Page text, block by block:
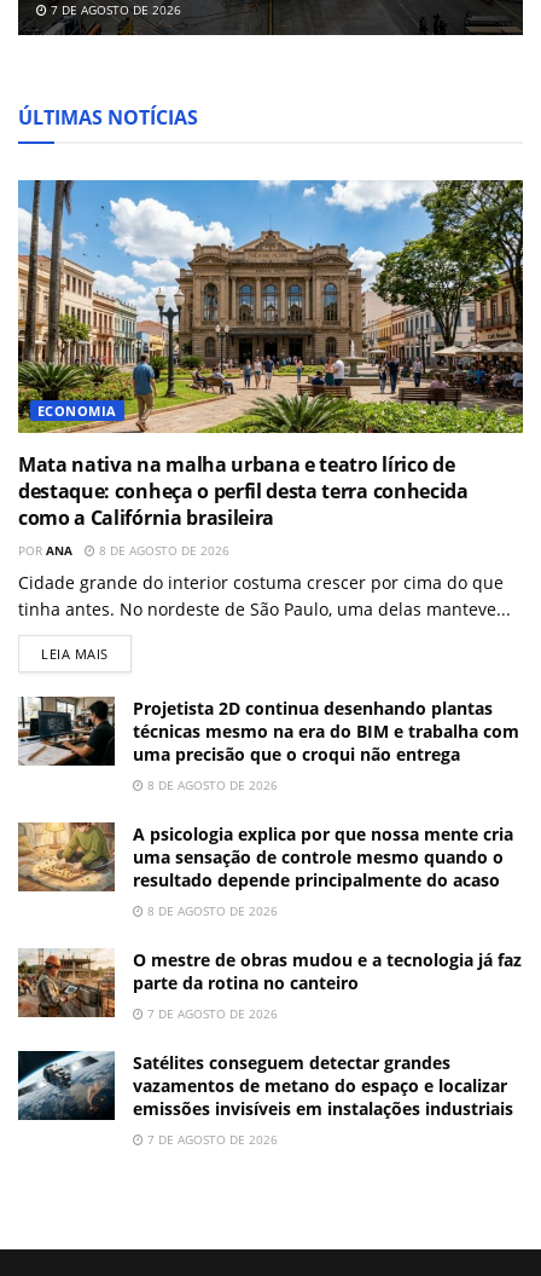
7 DE AGOSTO DE 2026
ÚLTIMAS NOTÍCIAS
ECONOMIA
Mata nativa na malha urbana e teatro lírico de
destaque: conheça o perfil desta terra conhecida
como a Califórnia brasileira
POR ANA 8 DE AGOSTO DE 2026
Cidade grande do interior costuma crescer por cima do que
tinha antes. No nordeste de São Paulo, uma delas manteve...
LEIA MAIS
Projetista 2D continua desenhando plantas
técnicas mesmo na era do BIM e trabalha com
uma precisão que o croqui não entrega
8 DE AGOSTO DE 2026
A psicologia explica por que nossa mente cria
uma sensação de controle mesmo quando o
resultado depende principalmente do acaso
8 DE AGOSTO DE 2026
O mestre de obras mudou e a tecnologia já faz
parte da rotina no canteiro
7 DE AGOSTO DE 2026
Satélites conseguem detectar grandes
vazamentos de metano do espaço e localizar
emissões invisíveis em instalações industriais
7 DE AGOSTO DE 2026